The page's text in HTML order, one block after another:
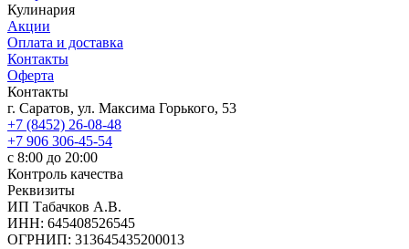
Кулинария
Акции
Оплата и доставка
Контакты
Оферта
Контакты
г. Саратов, ул. Максима Горького, 53
+7 (8452) 26-08-48
+7 906 306-45-54
с 8:00 до 20:00
Контроль качества
Реквизиты
ИП Табачков А.В.
ИНН: 645408526545
ОГРНИП: 313645435200013